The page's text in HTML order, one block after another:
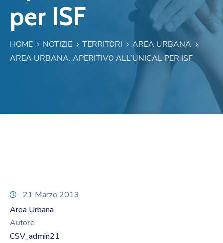
per ISF
HOME NOTIZIE TERRITORI
AREA URBANA
AREA URBANA. APERITIVO ALL’UNICAL PER ISF
21 Marzo 2013
Area Urbana
Autore
CSV_admin21